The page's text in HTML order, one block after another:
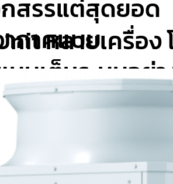
สรรแต่สุดยอด
กาศแบบ
หลายเครื่อง
บบเต็มระบบอย่
ระสิทธิภาพสูง
หยัดพลังงาน ทำ